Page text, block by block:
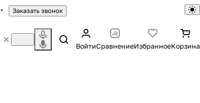
Заказать звонок
ВойтиСравнениеИзбранноеКорзина